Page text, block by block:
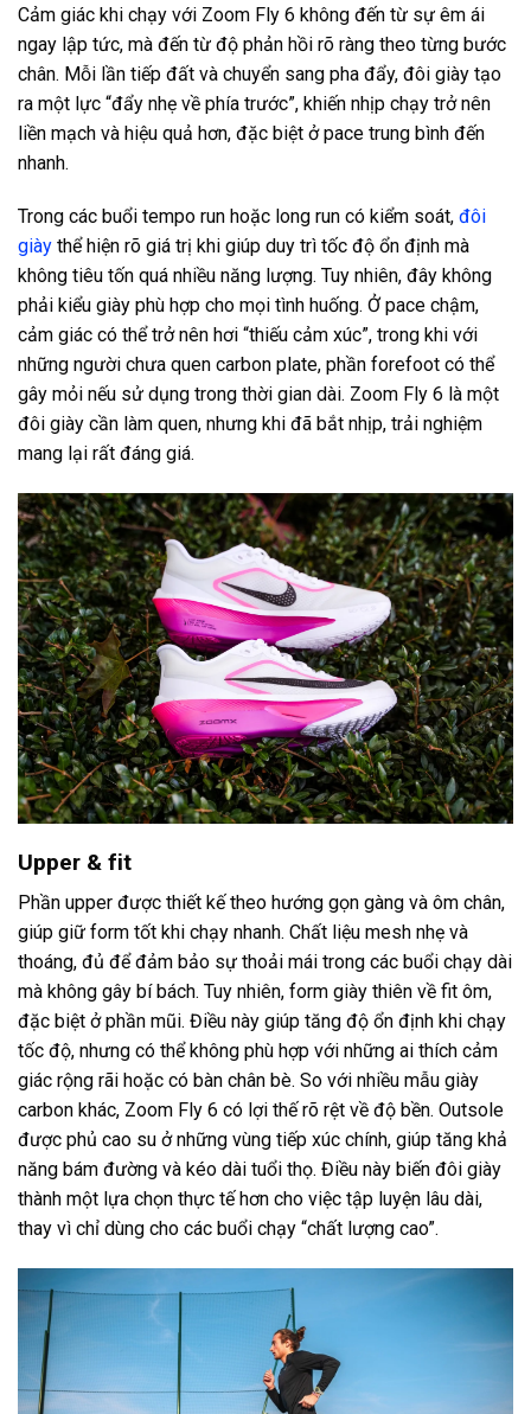
Cảm giác khi chạy với Zoom Fly 6 không đến từ sự êm ái
ngay lập tức, mà đến từ độ phản hồi rõ ràng theo từng bước
chân. Mỗi lần tiếp đất và chuyển sang pha đẩy, đôi giày tạo
ra một lực “đẩy nhẹ về phía trước”, khiến nhịp chạy trở nên
liền mạch và hiệu quả hơn, đặc biệt ở pace trung bình đến
nhanh.
Trong các buổi tempo run hoặc long run có kiểm soát, đôi
giày thể hiện rõ giá trị khi giúp duy trì tốc độ ổn định mà
không tiêu tốn quá nhiều năng lượng. Tuy nhiên, đây không
phải kiểu giày phù hợp cho mọi tình huống. Ở pace chậm,
cảm giác có thể trở nên hơi “thiếu cảm xúc”, trong khi với
những người chưa quen carbon plate, phần forefoot có thể
gây mỏi nếu sử dụng trong thời gian dài. Zoom Fly 6 là một
đôi giày cần làm quen, nhưng khi đã bắt nhịp, trải nghiệm
mang lại rất đáng giá.
Upper & fit
Phần upper được thiết kế theo hướng gọn gàng và ôm chân,
giúp giữ form tốt khi chạy nhanh. Chất liệu mesh nhẹ và
thoáng, đủ để đảm bảo sự thoải mái trong các buổi chạy dài
mà không gây bí bách. Tuy nhiên, form giày thiên về fit ôm,
đặc biệt ở phần mũi. Điều này giúp tăng độ ổn định khi chạy
tốc độ, nhưng có thể không phù hợp với những ai thích cảm
giác rộng rãi hoặc có bàn chân bè. So với nhiều mẫu giày
carbon khác, Zoom Fly 6 có lợi thế rõ rệt về độ bền. Outsole
được phủ cao su ở những vùng tiếp xúc chính, giúp tăng khả
năng bám đường và kéo dài tuổi thọ. Điều này biến đôi giày
thành một lựa chọn thực tế hơn cho việc tập luyện lâu dài,
thay vì chỉ dùng cho các buổi chạy “chất lượng cao”.